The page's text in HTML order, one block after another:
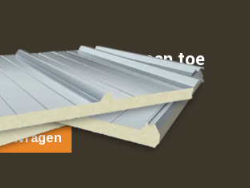
weten waar u aan toe